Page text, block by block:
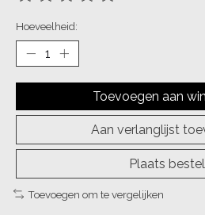
Hoeveelheid:
Toevoegen aan
Aan verlanglijst
Plaats
Toevoegen om te vergelijken